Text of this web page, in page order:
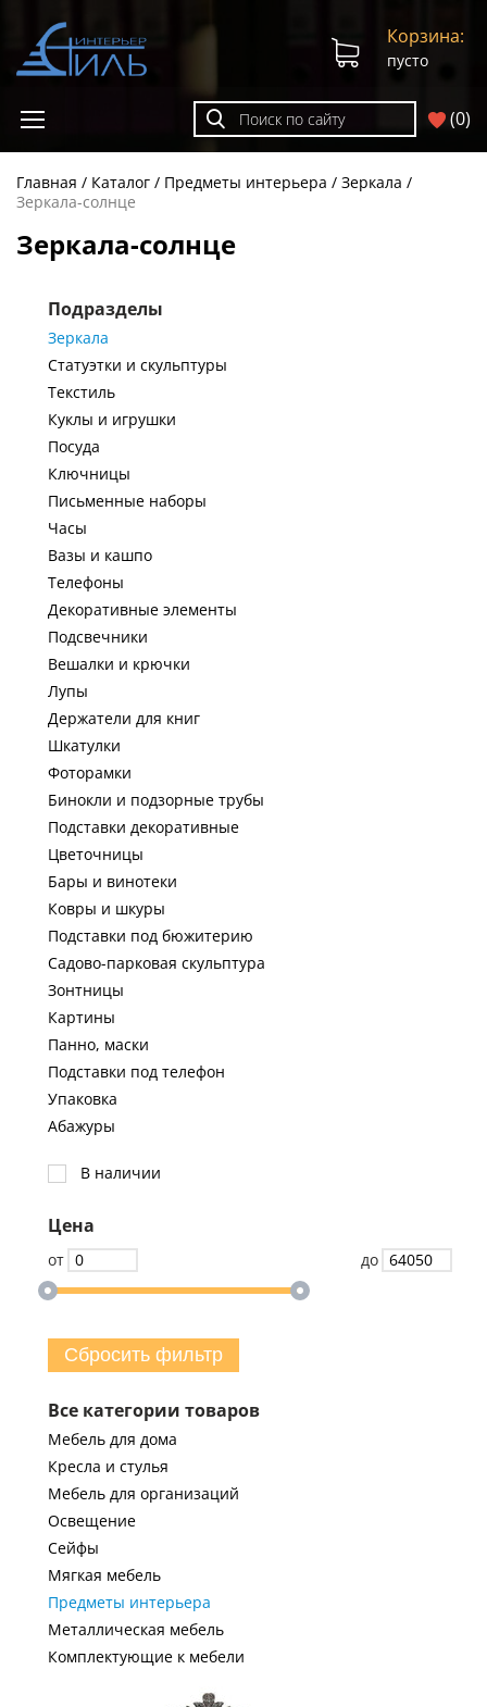
(0)
Корзина:
пусто
Главная Каталог Предметы интерьера
Зеркала
Зеркала-солнце
Зеркала-солнце
Подразделы
Зеркала
Статуэтки и скульптуры
Текстиль
Куклы и игрушки
Посуда
Ключницы
Письменные наборы
Часы
Вазы и кашпо
Телефоны
Декоративные элементы
Подсвечники
Вешалки и крючки
Лупы
Держатели для книг
Шкатулки
Фоторамки
Бинокли и подзорные трубы
Подставки декоративные
Цветочницы
Бары и винотеки
Ковры и шкуры
Подставки под бюжитерию
Садово-парковая скульптура
Зонтницы
Картины
Панно, маски
Подставки под телефон
Упаковка
Абажуры
В наличии
Цена
от до
Сбросить фильтр
Все категории товаров
Мебель для дома
Кресла и стулья
Мебель для организаций
Освещение
Сейфы
Мягкая мебель
Предметы интерьера
Металлическая мебель
Комплектующие к мебели